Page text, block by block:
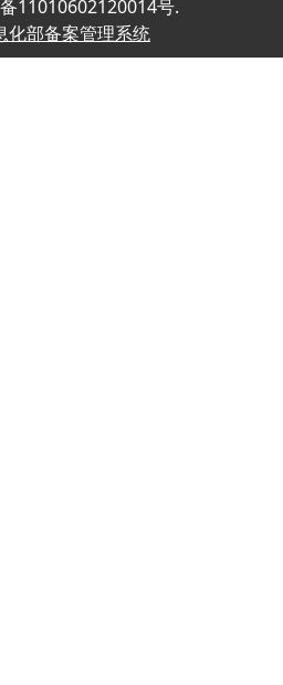
11010602120014号.
化部备案管理系统